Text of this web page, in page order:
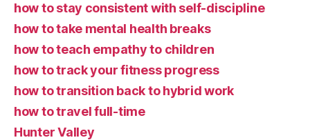
how to stay consistent with self-discipline
how to take mental health breaks
how to teach empathy to children
how to track your fitness progress
how to transition back to hybrid work
how to travel full-time
Hunter Valley